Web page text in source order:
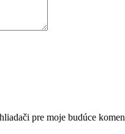
pre moje budúce